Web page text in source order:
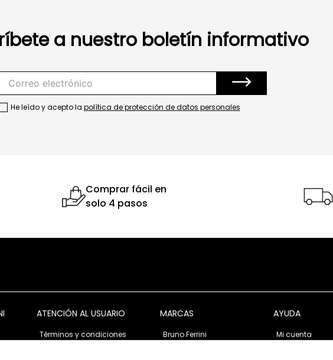
a nuestro boletín informativo
He leído y acepto la política de protección de datos personales
Comprar fácil en
solo 4 pasos
ATENCIÓN AL USUARIO
Términos y condiciones
MARCAS
Bruno Ferrini
AYUDA
Mi cuenta